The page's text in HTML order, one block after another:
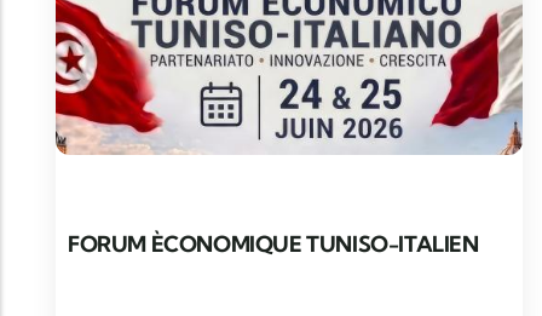
FORUM ÈCONOMIQUE TUNISO-ITALIEN